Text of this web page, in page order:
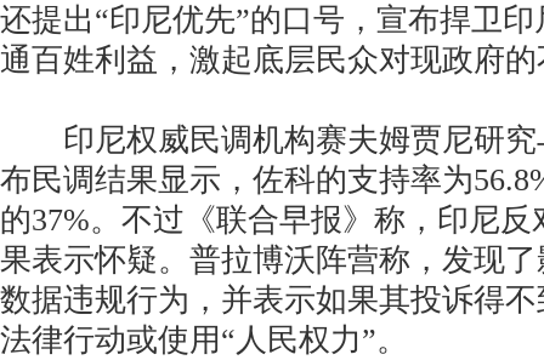
还提出“印尼优先”的口号，宣布捍卫
通百姓利益，激起底层民众对现政府
印尼权威民调机构赛夫姆贾尼研究
布民调结果显示，佐科的支持率为
的37%。不过《联合早报》称，印尼
果表示怀疑。普拉博沃阵营称，发现
数据违规行为，并表示如果其投诉得
法律行动或使用“人民权力”。